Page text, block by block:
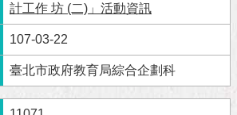
計工作 坊 (二)」活動資訊
107-03-22
臺北市政府教育局綜合企劃科